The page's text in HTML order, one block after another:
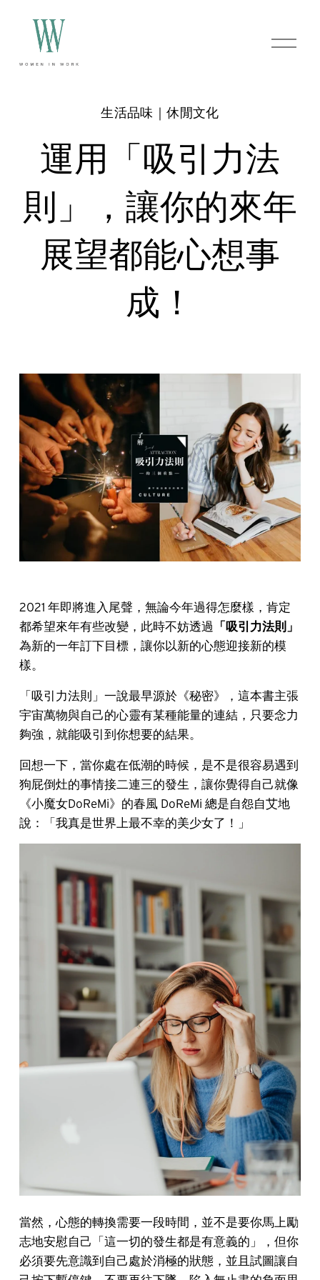
O
p
運用「吸引力法
則」，讓你的來年
展望都能心想事
成！
生活品味｜休閒文化
2021 年即將進入尾聲，無論今年過得怎麼樣，肯定
都希望來年有些改變，此時不妨透過 「吸引力法則」
為新的一年訂下目標，讓你以新的心態迎接新的模
樣。
「吸引力法則」一說最早源於《秘密》，這本書主張
宇宙萬物與自己的心靈有某種能量的連結，只要念力
夠強，就能吸引到你想要的結果。
回想一下，當你處在低潮的時候，是不是很容易遇到
狗屁倒灶的事情接二連三的發生，讓你覺得自己就像
《小魔女DoReMi》的春風 DoReMi 總是自怨自艾地
說：「我真是世界上最不幸的美少女了！」
當然，心態的轉換需要一段時間，並不是要你馬上勵
志地安慰自己「這一切的發生都是有意義的」，但你
必須要先意識到自己處於消極的狀態，並且試圖讓自